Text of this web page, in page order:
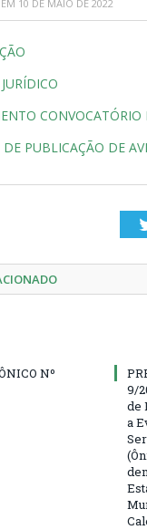
EM 10 DE MAIO DE 2022
CONVOCATÓRIO
PUBLICAÇÃO DE
Nº
9/
de
a